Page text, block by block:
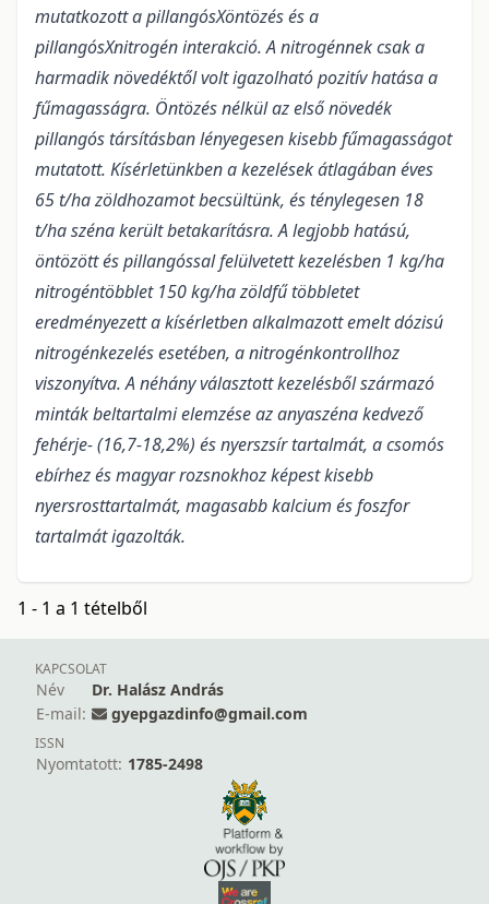
mutatkozott a pillangósXöntözés és a
pillangósXnitrogén interakció. A nitrogénnek csak a
harmadik növedéktől volt igazolható pozitív hatása a
fűmagasságra. Öntözés nélkül az első növedék
pillangós társításban lényegesen kisebb fűmagasságot
mutatott. Kísérletünkben a kezelések átlagában éves
65 t/ha zöldhozamot becsültünk, és ténylegesen 18
t/ha széna került betakarításra. A legjobb hatású,
öntözött és pillangóssal felülvetett kezelésben 1 kg/ha
nitrogéntöbblet 150 kg/ha zöldfű többletet
eredményezett a kísérletben alkalmazott emelt dózisú
nitrogénkezelés esetében, a nitrogénkontrollhoz
viszonyítva. A néhány választott kezelésből származó
minták beltartalmi elemzése az anyaszéna kedvező
fehérje- (16,7-18,2%) és nyerszsír tartalmát, a csomós
ebírhez és magyar rozsnokhoz képest kisebb
nyersrosttartalmát, magasabb kalcium és foszfor
tartalmát igazolták.
1 - 1 a 1 tételből
KAPCSOLAT
Név
Dr. Halász András
E-mail:
gyepgazdinfo@gmail.com
ISSN
Nyomtatott: 1785-2498